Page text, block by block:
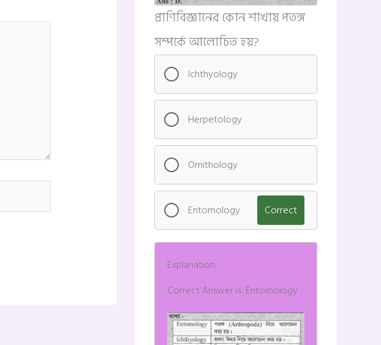
প্রাণিবিজ্ঞানের কোন শাখায় পতঙ্গ
সম্পর্কে আলোচিত হয়?
Ichthyology
Herpetology
Ornithology
Entomology Correct
Explanation:
Correct Answer is: Entomology